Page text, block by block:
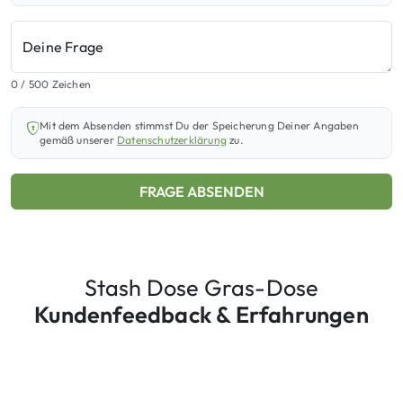
Deine Frage
0 / 500 Zeichen
Mit dem Absenden stimmst Du der Speicherung Deiner Angaben
gemäß unserer Datenschutzerklärung zu.
FRAGE ABSENDEN
Stash Dose Gras-Dose
Kundenfeedback & Erfahrungen